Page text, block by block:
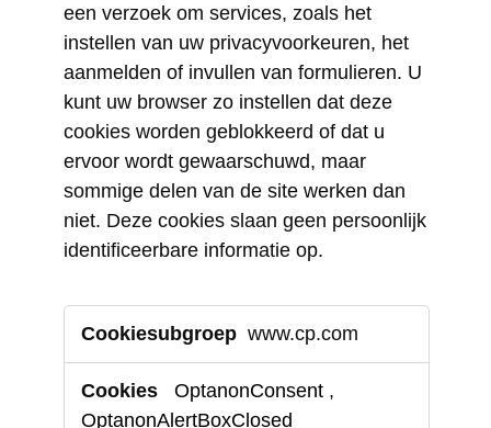
een verzoek om services, zoals het
instellen van uw privacyvoorkeuren, het
aanmelden of invullen van formulieren. U
kunt uw browser zo instellen dat deze
cookies worden geblokkeerd of dat u
ervoor wordt gewaarschuwd, maar
sommige delen van de site werken dan
niet. Deze cookies slaan geen persoonlijk
identificeerbare informatie op.
noodzakelijke
cookies
www.cp.com
OptanonConsent ,
OptanonAlertBoxClosed